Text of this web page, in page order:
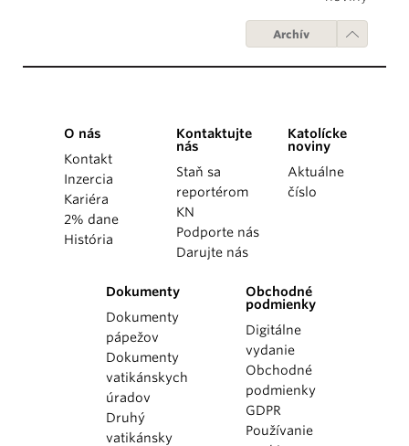
Archív
O nás
Kontakt
Inzercia
Kariéra
2% dane
História
Kontaktujte
nás
Staň sa
reportérom
KN
Podporte nás
Darujte nás
Katolícke
noviny
Aktuálne
číslo
Dokumenty
Dokumenty
pápežov
Dokumenty
vatikánskych
úradov
Druhý
vatikánsky
Obchodné
podmienky
Digitálne
vydanie
Obchodné
podmienky
GDPR
Používanie